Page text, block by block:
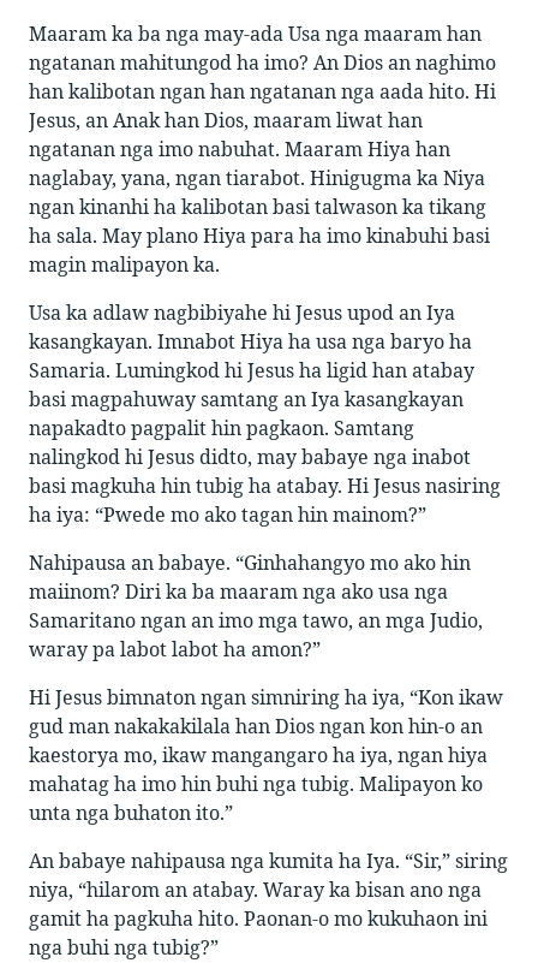
Maaram ka ba nga may-ada Usa nga maaram han
ngatanan mahitungod ha imo? An Dios an naghimo
han kalibotan ngan han ngatanan nga aada hito. Hi
Jesus, an Anak han Dios, maaram liwat han
ngatanan nga imo nabuhat. Maaram Hiya han
naglabay, yana, ngan tiarabot. Hinigugma ka Niya
ngan kinanhi ha kalibotan basi talwason ka tikang
ha sala. May plano Hiya para ha imo kinabuhi basi
magin malipayon ka.
Usa ka adlaw nagbibiyahe hi Jesus upod an Iya
kasangkayan. Imnabot Hiya ha usa nga baryo ha
Samaria. Lumingkod hi Jesus ha ligid han atabay
basi magpahuway samtang an Iya kasangkayan
napakadto pagpalit hin pagkaon. Samtang
nalingkod hi Jesus didto, may babaye nga inabot
basi magkuha hin tubig ha atabay. Hi Jesus nasiring
ha iya: “Pwede mo ako tagan hin mainom?”
Nahipausa an babaye. “Ginhahangyo mo ako hin
maiinom? Diri ka ba maaram nga ako usa nga
Samaritano ngan an imo mga tawo, an mga Judio,
waray pa labot labot ha amon?”
Hi Jesus bimnaton ngan simniring ha iya, “Kon ikaw
gud man nakakakilala han Dios ngan kon hin-o an
kaestorya mo, ikaw mangangaro ha iya, ngan hiya
mahatag ha imo hin buhi nga tubig. Malipayon ko
unta nga buhaton ito.”
An babaye nahipausa nga kumita ha Iya. “Sir,” siring
niya, “hilarom an atabay. Waray ka bisan ano nga
gamit ha pagkuha hito. Paonan-o mo kukuhaon ini
nga buhi nga tubig?”